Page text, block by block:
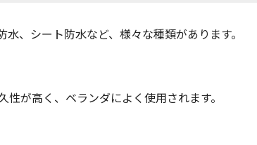
、シート防水など、様々な種類があります。
が高く、ベランダによく使用されます。